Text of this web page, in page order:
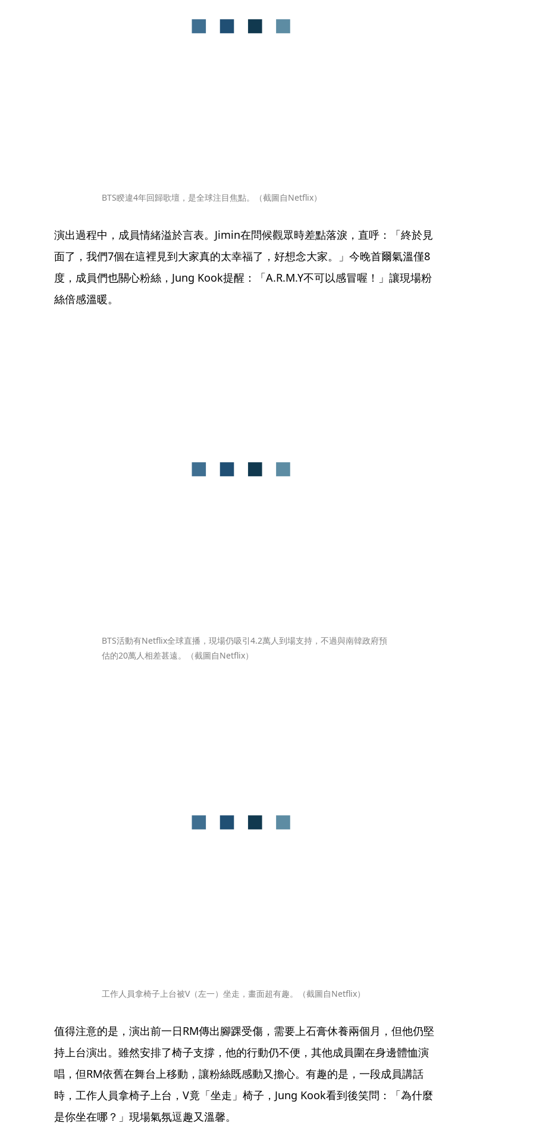
BTS睽違4年回歸歌壇，是全球注目焦點。（截圖自Netflix）
演出過程中，成員情緒溢於言表。Jimin在問候觀眾時差點落淚，直呼：「終於見
面了，我們7個在這裡見到大家真的太幸福了，好想念大家。」今晚首爾氣溫僅8
度，成員們也關心粉絲，Jung Kook提醒：「A.R.M.Y不可以感冒喔！」讓現場粉
絲倍感溫暖。
BTS活動有Netflix全球直播，現場仍吸引4.2萬人到場支持，不過與南韓政府預
估的20萬人相差甚遠。（截圖自Netflix）
工作人員拿椅子上台被V（左一）坐走，畫面超有趣。（截圖自Netflix）
值得注意的是，演出前一日RM傳出腳踝受傷，需要上石膏休養兩個月，但他仍堅
持上台演出。雖然安排了椅子支撐，他的行動仍不便，其他成員圍在身邊體恤演
唱，但RM依舊在舞台上移動，讓粉絲既感動又擔心。有趣的是，一段成員講話
時，工作人員拿椅子上台，V竟「坐走」椅子，Jung Kook看到後笑問：「為什麼
是你坐在哪？」現場氣氛逗趣又溫馨。